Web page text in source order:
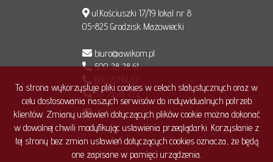
ul.Kościuszki 17/19 lokal nr 8
05-825 Grodzisk Mazowiecki
biuro@awikom.pl
500 28 28 61
53 55 78 222
Polub nas na Facebook'u
Ta strona wykorzystuje pliki cookies w celach statystycznych oraz w
celu dostosowania naszych serwisów do indywidualnych potrzeb
klientów. Zmiany ustawień dotyczących plików cookie można dokonać
w dowolnej chwili modyfikując ustawienia przeglądarki. Korzystanie z
tej strony bez zmian ustawień dotyczących cookies oznacza, że będą
one zapisane w pamięci urządzenia.